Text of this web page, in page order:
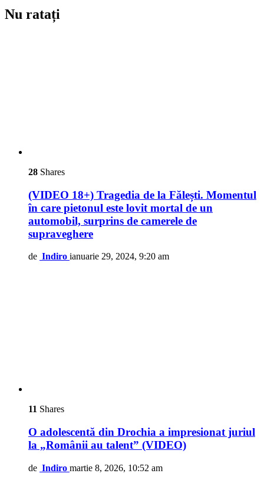
Nu ratați
28 Shares
(VIDEO 18+) Tragedia de la Fălești. Momentul
în care pietonul este lovit mortal de un
automobil, surprins de camerele de
supraveghere
de Indiro ianuarie 29, 2024, 9:20 am
11 Shares
O adolescentă din Drochia a impresionat juriul
la „Românii au talent” (VIDEO)
de Indiro martie 8, 2026, 10:52 am